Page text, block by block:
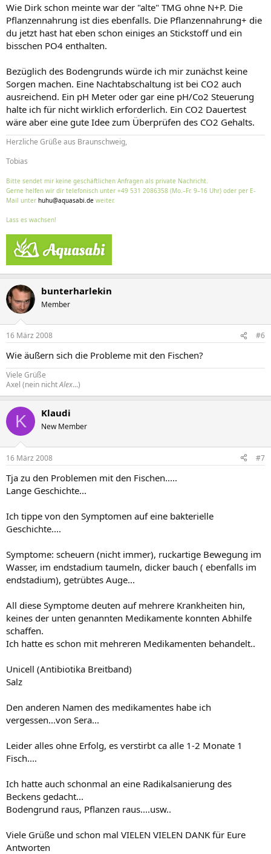
Wie Dirk schon meinte war der "alte" TMG ohne N+P. Die
Pflanzennahrung ist dies ebenfalls. Die Pflanzennahrung+ die
du jetzt hast hat eben schon einiges an Stickstoff und ein
bisschen PO4 enthalten.
Bezüglich des Bodengrunds würde ich mir zunächst keine
Sorgen machen. Eine Nachtabschaltung ist bei CO2 auch
ausreichend. Ein pH Meter oder gar eine pH/Co2 Steuerung
halte ich für nicht wirklich erforderlich. Ein CO2 Dauertest
wäre aber eine gute Idee zum Überprüfen des CO2 Gehalts.
Herzliche Grüße aus Braunschweig,
Tobias
Bitte sendet mir keine geschäftlichen Anfragen als private Nachricht.
Gerne helfen wir dir telefonisch unter +49 531 2086358 (Mo.–Fr. 9–16 Uhr) oder per E-
Mail unter huhu@aquasabi.de weiter.
Lass es wachsen!
bunterharlekin
Member
16 März 2008 #6
Wie äußern sich die Probleme mit den Fischen?
Viele Grüße
Axel (nein nichtAlex...)
K Klaudi
New Member
16 März 2008 #7
Tja zu den Problemen mit den Fischen.....
Lange Geschichte...
Ich tippe von den Symptomen auf eine bakterielle
Geschichte....
Symptome: scheuern (nicht immer), ruckartige Bewegung im
Wasser, im endstadium taumeln, dicker bauch ( ebenfalls im
endstadium), getrübtes Auge...
All diese Symptome deuten auf mehrere Krankheiten hin,
keines der unten genannten Medikamente konnten Abhilfe
schaffen.
Ich hatte es schon mit mehreren Medikamenten behandelt..
Unicell (Antibiotika Breitband)
Salz
Den anderen Namen des medikamentes habe ich
vergessen...von Sera...
Leider alles ohne Erfolg, es verstirbt ca alle 1-2 Monate 1
Fisch....
Ich hatte auch schonmal an eine Radikalsanierung des
Beckens gedacht...
Bodengrund raus, Pflanzen raus....usw..
Viele Grüße und schon mal VIELEN VIELEN DANK für Eure
Antworten